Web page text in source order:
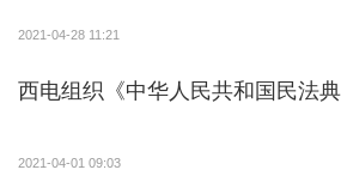
2021-04-28 11:21
西电组织《中华人民共和国民法
2021-04-01 09:03